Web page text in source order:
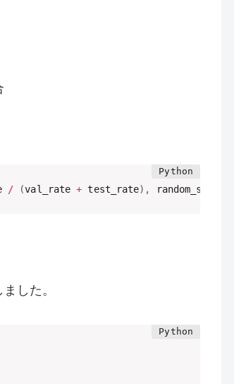
/ (val_rate + test_rate) , random_state
した。